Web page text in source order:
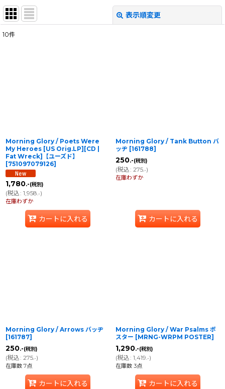
表示順変更
10件
Morning Glory / Poets Were
My Heroes [US Orig.LP][CD |
Fat Wreck]【ユーズド】
[751097079126]
1,780.-(税別)
(税込: 1,958.-)
在庫わずか
カートに入れる
Morning Glory / Tank Button バ
ッヂ [161788]
250.-(税別)
(税込: 275.-)
在庫わずか
カートに入れる
Morning Glory / Arrows バッヂ
[161787]
250.-(税別)
(税込: 275.-)
在庫数 7点
カートに入れる
Morning Glory / War Psalms ポ
スター [MRNG-WRPM POSTER]
1,290.-(税別)
(税込: 1,419.-)
在庫数 3点
カートに入れる